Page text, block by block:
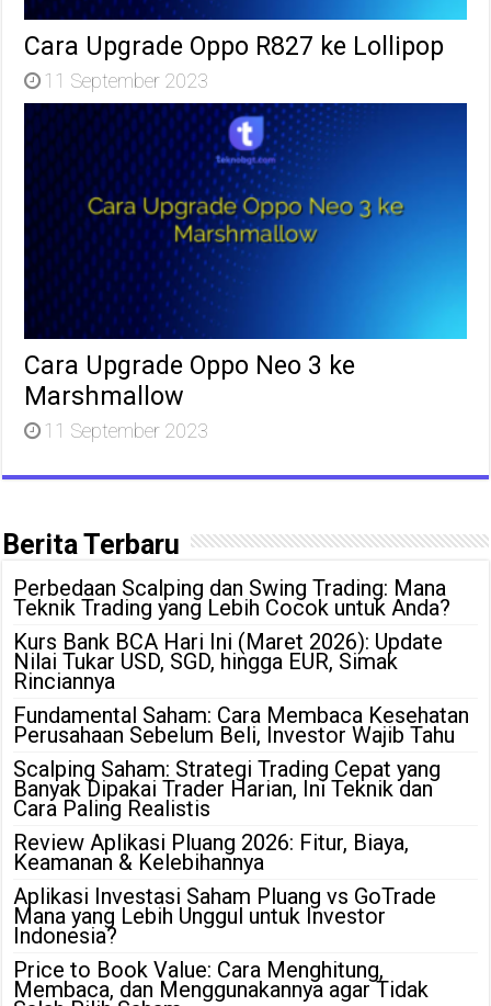
Cara Upgrade Oppo R827 ke Lollipop
11 September 2023
Cara Upgrade Oppo Neo 3 ke
Marshmallow
11 September 2023
Berita Terbaru
Perbedaan Scalping dan Swing Trading: Mana
Teknik Trading yang Lebih Cocok untuk Anda?
Kurs Bank BCA Hari Ini (Maret 2026): Update
Nilai Tukar USD, SGD, hingga EUR, Simak
Rinciannya
Fundamental Saham: Cara Membaca Kesehatan
Perusahaan Sebelum Beli, Investor Wajib Tahu
Scalping Saham: Strategi Trading Cepat yang
Banyak Dipakai Trader Harian, Ini Teknik dan
Cara Paling Realistis
Review Aplikasi Pluang 2026: Fitur, Biaya,
Keamanan & Kelebihannya
Aplikasi Investasi Saham Pluang vs GoTrade
Mana yang Lebih Unggul untuk Investor
Indonesia?
Price to Book Value: Cara Menghitung,
Membaca, dan Menggunakannya agar Tidak